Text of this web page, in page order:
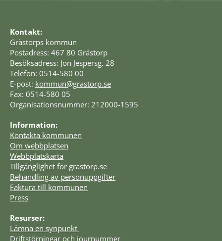
Kontakt:
Grästorps kommun
Postadress: 467 80 Grästorp
Besöksadress: Jon Jespersg. 28
Telefon: 0514-580 00
E-post: kommun@grastorp.se
Fax: 0514-580 05
Organisationsnummer: 212000-1595
Information:
Kontakta kommunen
Om webbplatsen
Webbplatskarta
Tillgänglighet för grastorp.se
Behandling av personuppgifter
Faktura till kommunen
Press
Resurser:
Lämna en synpunkt
Driftstörningar och journummer